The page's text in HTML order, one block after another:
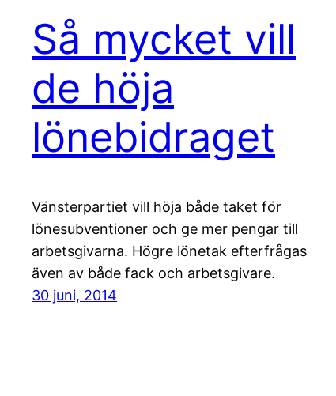
Så mycket vill
de höja
lönebidraget
Vänsterpartiet vill höja både taket för
lönesubventioner och ge mer pengar till
arbetsgivarna. Högre lönetak efterfrågas
även av både fack och arbetsgivare.
30 juni, 2014